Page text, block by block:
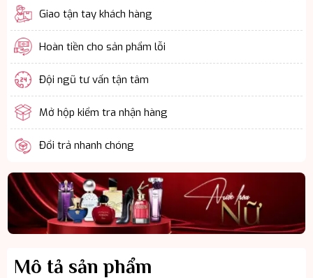
Giao tận tay khách hàng
Hoàn tiền cho sản phẩm lỗi
Đội ngũ tư vấn tận tâm
Mở hộp kiểm tra nhận hàng
Đổi trả nhanh chóng
Mô tả sản phẩm